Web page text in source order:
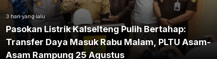
3 hari yang lalu
Pasokan Listrik Kalselteng Pulih Bertahap:
Transfer Daya Masuk Rabu Malam, PLTU Asam-
Asam Rampung 25 Agustus